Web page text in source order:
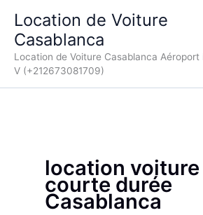
contenu
Location de Voiture
Casablanca
Location de Voiture Casablanca Aéroport
V (+212673081709)
location voiture
courte durée
Casablanca